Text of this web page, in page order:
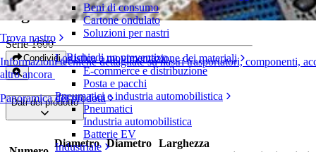
Trova nastro
Informazioni tecniche dettagliate su nastri trasportatori, componenti,
altro ancora
Panoramica dei prodotti
Beni di consumo
Cartone ondulato
Soluzioni per nastri
Logistica e movimentazione dei materiali
E-commerce e distribuzione
Posta e pacchi
Pneumatici e industria automobilistica
Pneumatici
Industria automobilistica
Batterie EV
Industriale
Pignone EZ Clean™ acetal
Serie 1600
Condividi Richiedi un preventivo
Dati del prodotto
Diametro Diametro Larghezza